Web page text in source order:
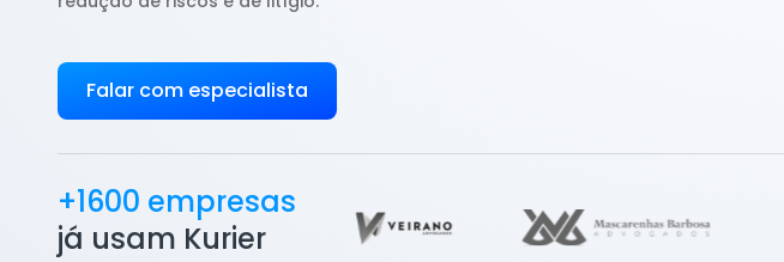
Falar com especialista
+1600 empresas
já usam Kurier